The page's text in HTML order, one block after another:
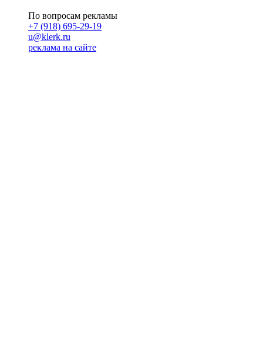
По вопросам рекламы
+7 (918) 695-29-19
u@klerk.ru
реклама на сайте